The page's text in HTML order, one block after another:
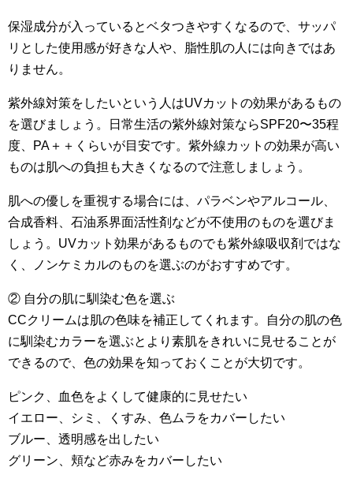
保湿成分が入っているとベタつきやすくなるので、サッパ
リとした使用感が好きな人や、脂性肌の人には向きではあ
りません。
紫外線対策をしたいという人はUVカットの効果があるもの
を選びましょう。日常生活の紫外線対策ならSPF20〜35程
度、PA＋＋くらいが目安です。紫外線カットの効果が高い
ものは肌への負担も大きくなるので注意しましょう。
肌への優しを重視する場合には、パラベンやアルコール、
合成香料、石油系界面活性剤などが不使用のものを選びま
しょう。UVカット効果があるものでも紫外線吸収剤ではな
く、ノンケミカルのものを選ぶのがおすすめです。
② 自分の肌に馴染む色を選ぶ
CCクリームは肌の色味を補正してくれます。自分の肌の色
に馴染むカラーを選ぶとより素肌をきれいに見せることが
できるので、色の効果を知っておくことが大切です。
ピンク、血色をよくして健康的に見せたい
イエロー、シミ、くすみ、色ムラをカバーしたい
ブルー、透明感を出したい
グリーン、頬など赤みをカバーしたい